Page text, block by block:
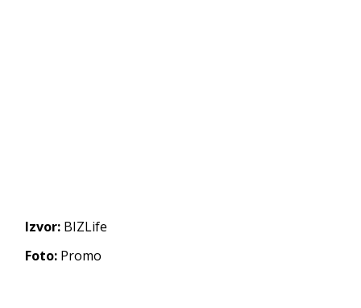
Izvor: BIZLife
Foto: Promo